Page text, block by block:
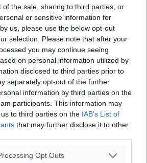
of the sale, sharing to third parties, or
or sensitive information for
us, please use the below opt-out
selection. Please note that after your
you may continue seeing
on personal information utilized by
disclosed to third parties prior to
separately opt-out of the further
information by third parties on the
participants. This information may
to third parties on the IAB’s List of
that may further disclose it to other
Opt Outs